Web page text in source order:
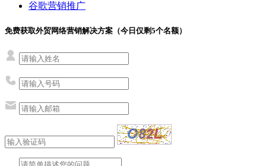
谷歌营销推广
免费获取外贸网络营销解决方案（今日仅剩5个名额）